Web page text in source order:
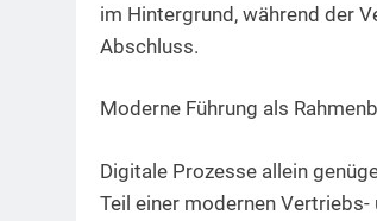
im Hintergrund, während der
Abschluss.
Moderne Führung als
Digitale Prozesse allein
Teil einer modernen